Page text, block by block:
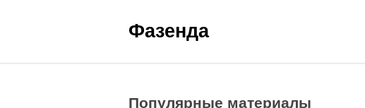
Фазенда
Популярные материалы